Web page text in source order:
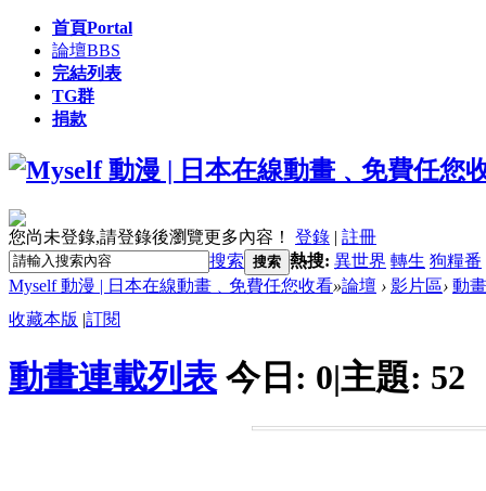
首頁Portal
論壇BBS
完結列表
TG群
捐款
您尚未登錄,請登錄後瀏覽更多內容！ 登錄 | 註冊
搜索 搜索 熱搜: 異世界 轉生 狗糧番
Myself 動漫 | 日本在線動畫﹑免費任您收看»論壇 › 影片區› 動
收藏本版 |訂閱
動畫連載列表 今日: 0|主題: 52